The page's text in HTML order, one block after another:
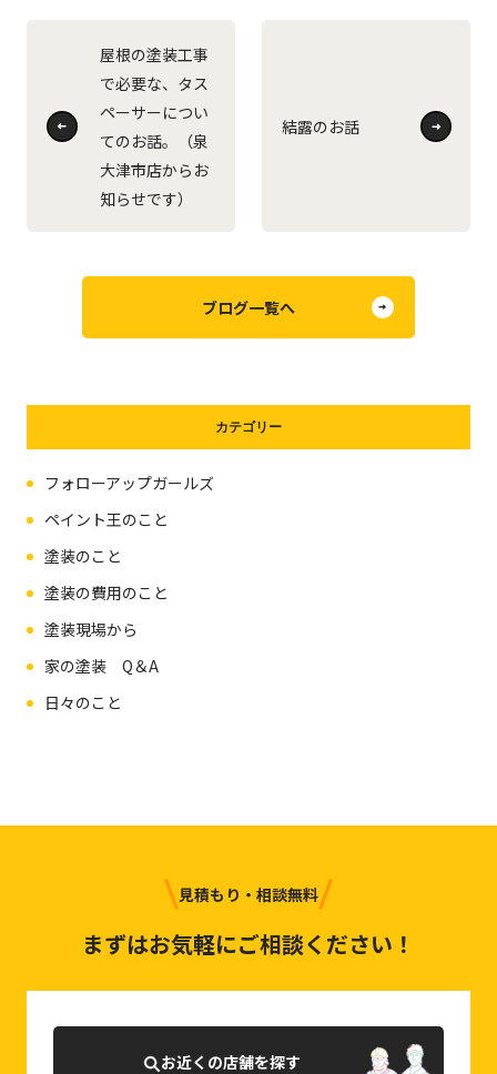
屋根の塗装工事
で必要な、タス
ペーサーについ
てのお話。（泉
大津市店からお
知らせです）
結露のお話
ブログ一覧へ
カテゴリー
フォローアップガールズ
ペイント王のこと
塗装のこと
塗装の費用のこと
塗装現場から
家の塗装 Q＆A
日々のこと
見積もり・相談無料
まずはお気軽にご相談ください！
お近くの店舗を探す